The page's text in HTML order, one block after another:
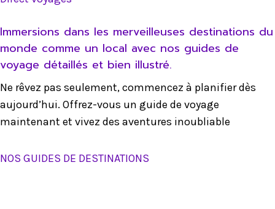
Immersions dans les merveilleuses destinations du
monde comme un local avec nos guides de
voyage détaillés et bien illustré.
Ne rêvez pas seulement, commencez à planifier dès
aujourd’hui. Offrez-vous un guide de voyage
maintenant et vivez des aventures inoubliable
NOS GUIDES DE DESTINATIONS